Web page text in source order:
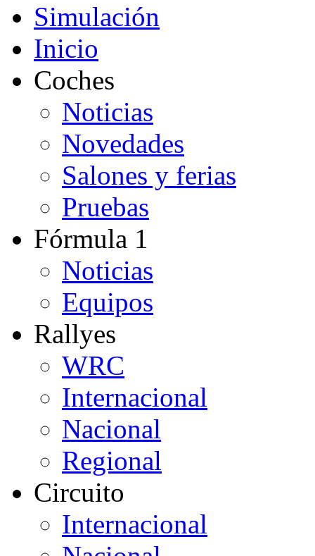
Simulación
Inicio
Coches
Noticias
Novedades
Salones y ferias
Pruebas
Fórmula 1
Noticias
Equipos
Rallyes
WRC
Internacional
Nacional
Regional
Circuito
Internacional